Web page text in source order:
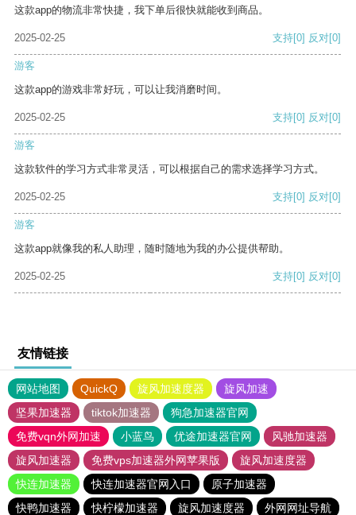
这款app的物流非常快捷，我下单后很快就能收到商品。
2025-02-25 支持[0] 反对[0]
游客
这款app的游戏非常好玩，可以让我消磨时间。
2025-02-25 支持[0] 反对[0]
游客
这款软件的学习方式非常灵活，可以根据自己的需求选择学习方式。
2025-02-25 支持[0] 反对[0]
游客
这款app就像我的私人助理，随时随地为我的办公提供帮助。
2025-02-25 支持[0] 反对[0]
友情链接
网站地图 QuickQ 旋风加速度器
旋风加速
坚果加速器
tiktok加速器
狗急加速器官网
免费vqn外网加速
小蓝鸟 优途加速器官网
风驰加速器
旋风加速器
免费vps加速器外网苹果版
旋风加速度器
快连加速器
快连加速器官网入口
原子加速器
快鸭加速器
快柠檬加速器 旋风加速度器
外网网址导航